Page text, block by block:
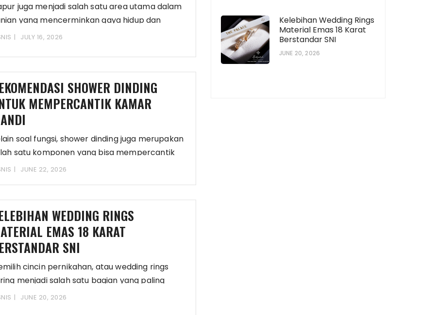
juga menjadi salah satu area utama dalam
yang mencerminkan gaya hidup dan
JULY 16, 2026
SHOWER DINDING
MEMPERCANTIK KAMAR
soal fungsi, shower dinding juga merupakan
satu komponen yang bisa mempercantik
menambah
JUNE 22, 2026
WEDDING RINGS
EMAS 18 KARAT
SNI
cincin pernikahan, atau wedding rings
menjadi salah satu bagian yang paling
sekaligus
JUNE 20, 2026
Kelebihan Wedding Rings
Material Emas 18 Karat
Berstandar SNI
JUNE 20, 2026